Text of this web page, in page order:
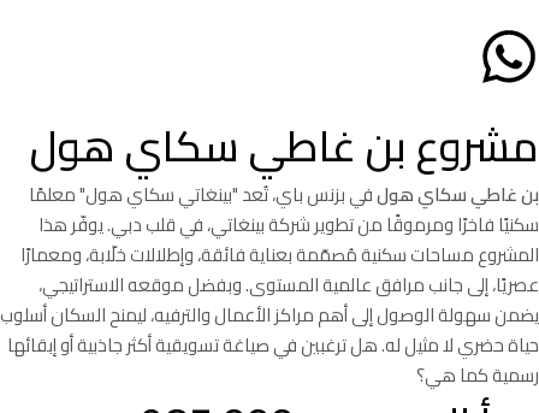
مشروع بن غاطي سكاي هول
بن غاطيسكاي هولفي بزنس باي، تُعد "بينغاتي سكاي هول" معلمًا
سكنيًا فاخرًا ومرموقًا من تطوير شركة بينغاتي، في قلب دبي. يوفّر هذا
المشروع مساحات سكنية مُصمّمة بعناية فائقة، وإطلالات خلّابة، ومعمارًا
عصريًا، إلى جانب مرافق عالمية المستوى. وبفضل موقعه الاستراتيجي،
يضمن سهولة الوصول إلى أهم مراكز الأعمال والترفيه، ليمنح السكان أسلوب
حياة حضري لا مثيل له. هل ترغبين في صياغة تسويقية أكثر جاذبية أو إبقائها
رسمية كما هي؟